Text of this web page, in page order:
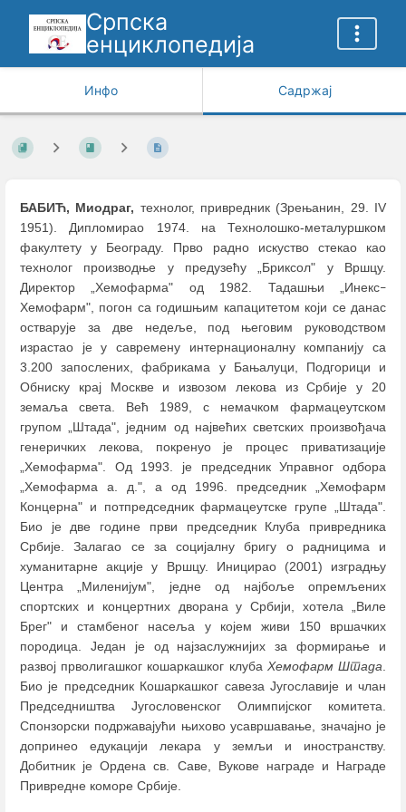
Српска
енциклопедија
Инфо Садржај
БАБИЋ, Миодраг, технолог, привредник (Зрењанин, 29. IV
1951). Дипломирао 1974. на Технолошко-металуршком
факултету у Београду. Прво радно искуство стекао као
технолог производње у предузећу „Бриксол" у Вршцу.
Директор „Хемофарма" од 1982. Тадашњи „Инекс–
Хемофарм", погон са годишњим капацитетом који се данас
остварује за две недеље, под његовим руководством
израстао је у савремену интернационалну компанију са
3.200 запослених, фабрикама у Бањалуци, Подгорици и
Обниску крај Москве и извозом лекова из Србије у 20
земаља света. Већ 1989, с немачком фармацеутском
групом „Штада", једним од највећих светских произвођача
генеричких лекова, покренуо је процес приватизације
„Хемофарма". Од 1993. је председник Управног одбора
„Хемофарма а. д.", а од 1996. председник „Хемофарм
Концерна" и потпредседник фармацеутске групе „Штада".
Био је две године први председник Клуба привредника
Србије. Залагао се за социјалну бригу о радницима и
хуманитарне акције у Вршцу. Иницирао (2001) изградњу
Центра „Миленијум", једне од најбоље опремљених
спортских и концертних дворана у Србији, хотела „Виле
Брег" и стамбеног насеља у којем живи 150 вршачких
породица. Један је од најзаслужнијих за формирање и
развој прволигашког кошаркашког клуба Хемофарм Штада.
Био је председник Кошаркашког савеза Југославије и члан
Председништва Југословенског Олимпијског комитета.
Спонзорски подржавајући њихово усавршавање, значајно је
допринео едукацији лекара у земљи и иностранству.
Добитник је Ордена св. Саве, Вукове наградe и Награде
Привредне коморе Србије.